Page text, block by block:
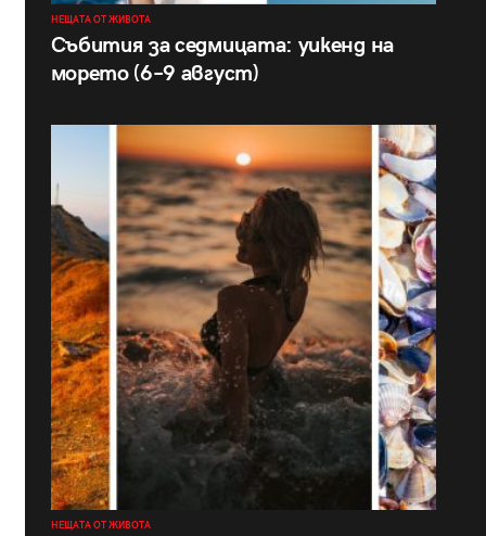
НЕЩАТА ОТ ЖИВОТА
Събития за седмицата: уикенд на
морето (6–9 август)
НЕЩАТА ОТ ЖИВОТА